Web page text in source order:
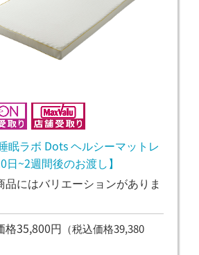
眠ラボ Dots ヘルシーマットレ
日~2週間後のお渡し】
品にはバリエーションがありま
格35,800円 （税込価格39,380